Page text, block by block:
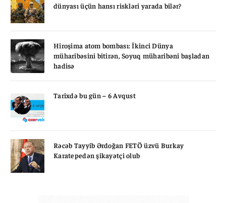
dünyası üçün hansı riskləri yarada bilər?
Hiroşima atom bombası: İkinci Dünya
müharibəsini bitirən, Soyuq müharibəni başladan
hadisə
Tarixdə bu gün – 6 Avqust
Rəcəb Tayyib Ərdoğan FETÖ üzvü Burkay
Karatepedən şikayətçi olub